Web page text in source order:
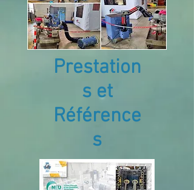
Prestation
s et
Référence
s